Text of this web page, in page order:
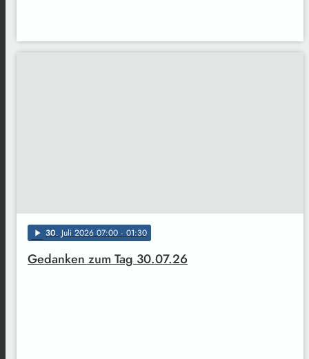
play_arrow 30. Juli 2026 07:00 · 01:30
Gedanken zum Tag 30.07.26